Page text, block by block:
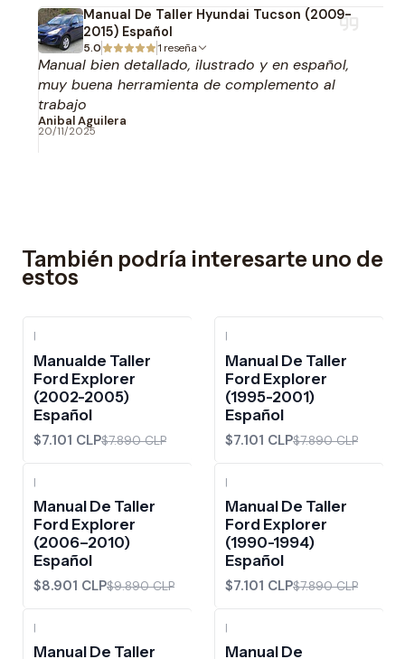
Manual De Taller Hyundai Tucson (2009-
2015) Español
5.0 1 reseña
Manual bien detallado, ilustrado y en español,
muy buena herramienta de complemento al
trabajo
Anibal Aguilera
20/11/2025
También podría interesarte uno de
estos
|
Manualde Taller
Ford Explorer
(2002-2005)
Español
$7.101 CLP$7.890 CLP
|
Manual De Taller
Ford Explorer
(1995-2001)
Español
$7.101 CLP$7.890 CLP
|
Manual De Taller
Ford Explorer
(2006–2010)
Español
$8.901 CLP$9.890 CLP
|
Manual De Taller
Ford Explorer
(1990-1994)
Español
$7.101 CLP$7.890 CLP
|
Manual De Taller
|
Manual De